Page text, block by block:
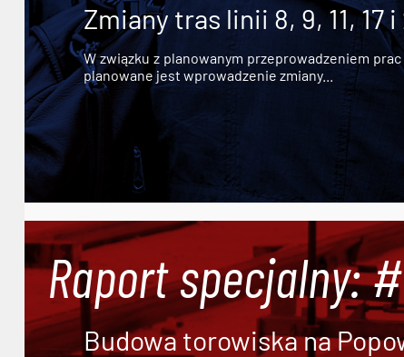
Zmiany tras linii 8, 9, 11, 17 i
W związku z planowanym przeprowadzeniem
planowane jest wprowadzenie zmiany...
Raport specjalny:
Budowa torowiska na